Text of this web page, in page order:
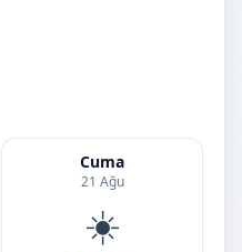
Cuma
21 Ağu
☀️